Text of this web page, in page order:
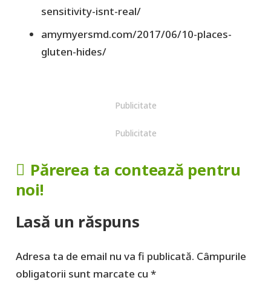
sensitivity-isnt-real/
amymyersmd.com/2017/06/10-places-
gluten-hides/
Publicitate
Publicitate
Părerea ta contează pentru
noi!
Lasă un răspuns
Adresa ta de email nu va fi publicată. Câmpurile
obligatorii sunt marcate cu *